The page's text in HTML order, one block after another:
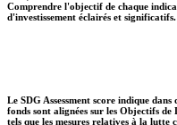
Comprendre l'objectif de chaque
d'investissement éclairés et significatifs.
Le SDG Assessment score indique
fonds sont alignées sur les Objectifs
tels que les mesures relatives à la